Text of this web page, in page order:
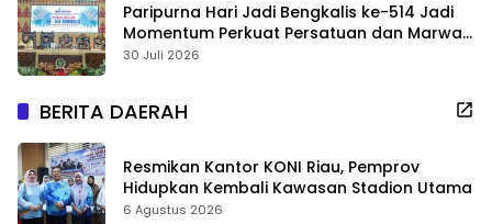
Paripurna Hari Jadi Bengkalis ke-514 Jadi
Momentum Perkuat Persatuan dan Marwah
Negeri
30 Juli 2026
BERITA DAERAH
Resmikan Kantor KONI Riau, Pemprov
Hidupkan Kembali Kawasan Stadion Utama
6 Agustus 2026